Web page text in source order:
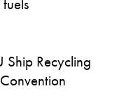
Ship Recycling